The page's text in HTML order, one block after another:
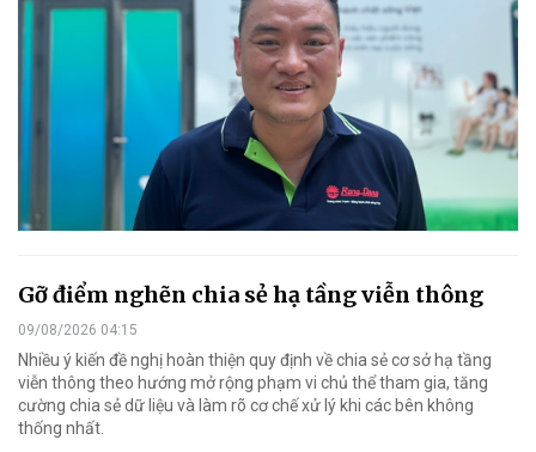
Gỡ điểm nghẽn chia sẻ hạ tầng viễn thông
09/08/2026 04:15
Nhiều ý kiến đề nghị hoàn thiện quy định về chia sẻ cơ sở hạ tầng
viễn thông theo hướng mở rộng phạm vi chủ thể tham gia, tăng
cường chia sẻ dữ liệu và làm rõ cơ chế xử lý khi các bên không
thống nhất.